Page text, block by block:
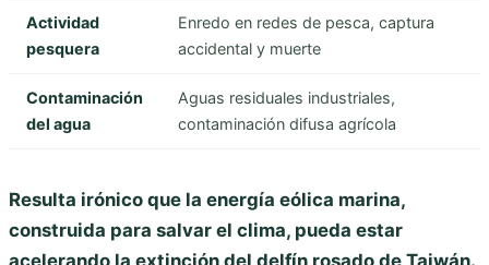
Actividad
pesquera
Enredo en redes de pesca, captura
accidental y muerte
Contaminación
del agua
Aguas residuales industriales,
contaminación difusa agrícola
Resulta irónico que la energía eólica marina,
construida para salvar el clima, pueda estar